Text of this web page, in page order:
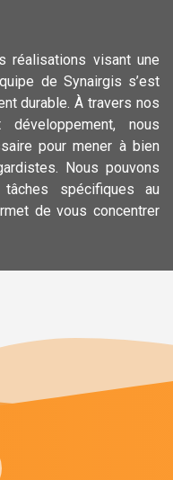
réalisations visant une
de Synairgis s’est
durable. À travers nos
nous
pour mener à bien
Nous pouvons
spécifiques au
de vous concentrer